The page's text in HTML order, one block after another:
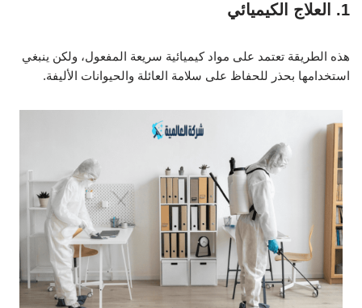
1. العلاج الكيميائي
هذه الطريقة تعتمد على مواد كيميائية سريعة المفعول، ولكن ينبغي
استخدامها بحذر للحفاظ على سلامة العائلة والحيوانات الأليفة.